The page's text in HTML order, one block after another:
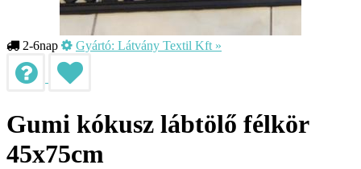
2-6nap Gyártó: Látvány Textil Kft »
Gumi kókusz lábtölő félkör
45x75cm